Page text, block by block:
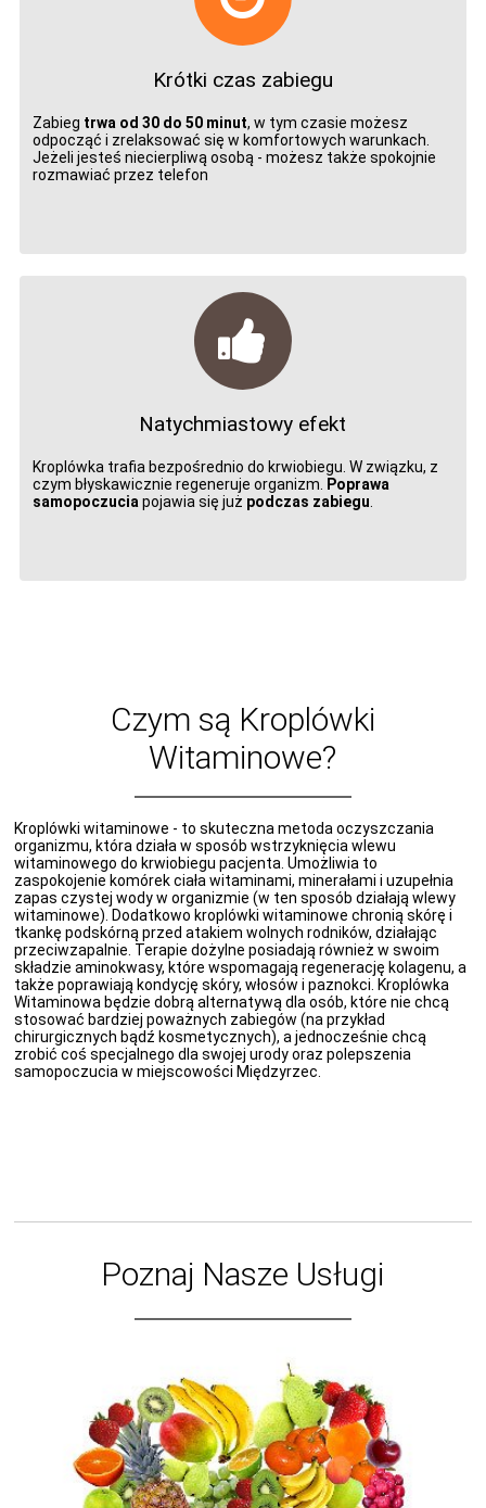
Krótki czas zabiegu
Zabieg trwa od 30 do 50 minut, w tym czasie możesz
odpocząć i zrelaksować się w komfortowych warunkach.
Jeżeli jesteś niecierpliwą osobą - możesz także spokojnie
rozmawiać przez telefon
Natychmiastowy efekt
Kroplówka trafia bezpośrednio do krwiobiegu. W związku, z
czym błyskawicznie regeneruje organizm.
Poprawa
samopoczucia pojawia się już podczas zabiegu
Czym są Kroplówki
Witaminowe?
Kroplówki witaminowe - to skuteczna metoda oczyszczania
organizmu, która działa w sposób wstrzyknięcia wlewu
witaminowego do krwiobiegu pacjenta. Umożliwia to
zaspokojenie komórek ciała witaminami, minerałami i uzupełnia
zapas czystej wody w organizmie (w ten sposób działają wlewy
witaminowe). Dodatkowo kroplówki witaminowe chronią skórę i
tkankę podskórną przed atakiem wolnych rodników, działając
przeciwzapalnie. Terapie dożylne posiadają również w swoim
składzie aminokwasy, które wspomagają regenerację kolagenu, a
także poprawiają kondycję skóry, włosów i paznokci. Kroplówka
Witaminowa będzie dobrą alternatywą dla osób, które nie chcą
stosować bardziej poważnych zabiegów (na przykład
chirurgicznych bądź kosmetycznych), a jednocześnie chcą
zrobić coś specjalnego dla swojej urody oraz polepszenia
samopoczucia w miejscowości Międzyrzec.
Poznaj Nasze Usługi